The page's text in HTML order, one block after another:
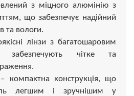
з міцного алюмінію з
що забезпечує надійний
та вологи.
лінзи з багатошаровим
забезпечують чітке та
компактна конструкція, що
легшим і зручнішим у